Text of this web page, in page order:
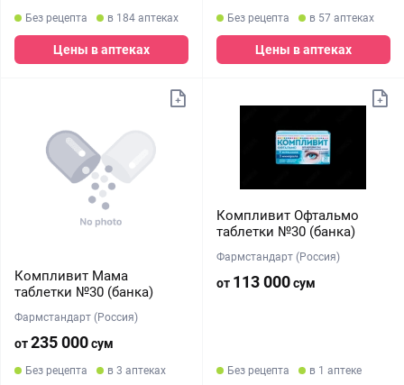
Без рецепта в 184 аптеках
Цены в аптеках
Без рецепта в 57 аптеках
Цены в аптеках
Компливит Мама
таблетки №30 (банка)
Фармстандарт (Россия)
от235 000сум
Без рецепта в 3 аптеках
Компливит Офтальмо
таблетки №30 (банка)
Фармстандарт (Россия)
от 113 000сум
Без рецепта в 1 аптеке